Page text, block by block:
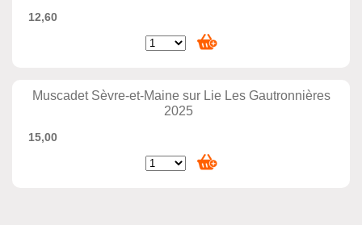
12,60
Muscadet Sèvre-et-Maine sur Lie Les Gautronnières
2025
15,00